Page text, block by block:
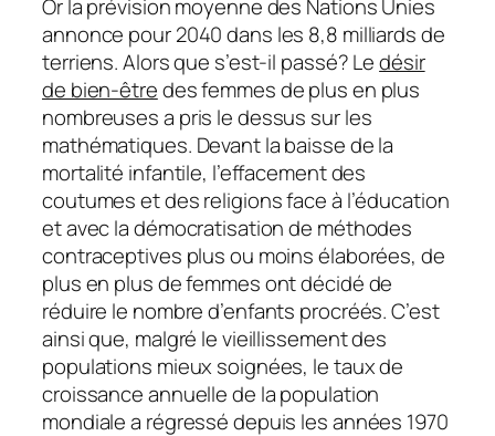
Or la prévision moyenne des Nations Unies
annonce pour 2040 dans les 8,8 milliards de
terriens. Alors que s’est-il passé? Ledésir
de bien-êtredes femmes de plus en plus
nombreuses a pris le dessus sur les
mathématiques. Devant la baisse de la
mortalité infantile, l’effacement des
coutumes et des religions face à l’éducation
et avec la démocratisation de méthodes
contraceptives plus ou moins élaborées, de
plus en plus de femmes ont décidé de
réduire le nombre d’enfants procréés. C’est
ainsi que, malgré le vieillissement des
populations mieux soignées, le taux de
croissance annuelle de la population
mondiale a régressé depuis les années 1970